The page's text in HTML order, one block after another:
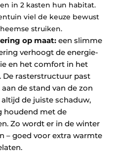
in 2 kasten hun habitat.
viel de keuze bewust
struiken.
op maat: een slimme
verhoogt de energie-
en het comfort in het
De rasterstructuur past
de stand van de zon
de juiste schaduw,
houdend met de
Zo wordt er in de winter
– goed voor extra warmte